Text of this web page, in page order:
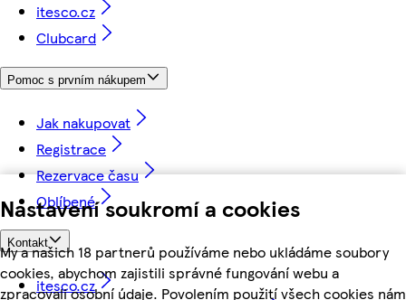
Nastavení soukromí a cookies
My a našich 18 partnerů používáme nebo ukládáme soubory
cookies, abychom zajistili správné fungování webu a
zpracovali osobní údaje. Povolením použití všech cookies nám
itesco.cz
Clubcard
Pomoc s prvním nákupem
Jak nakupovat
Registrace
Rezervace času
Oblíbené
Kontakt
itesco.cz